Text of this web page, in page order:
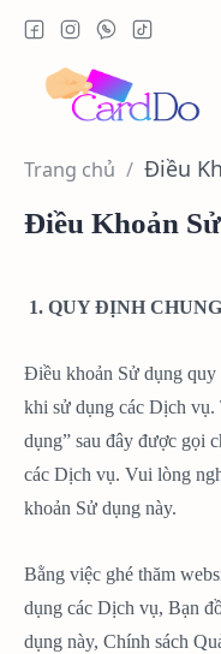
Trang chủ
Điều Khoản
1. QUY ĐỊNH CHUNG
Điều khoản Sử dụng quy
khi sử dụng các Dịch vụ.
dụng” sau đây được gọi
các Dịch vụ. Vui lòng
khoản Sử dụng này.
Bằng việc ghé thăm
dụng các Dịch vụ, Bạn
dụng này, Chính sách